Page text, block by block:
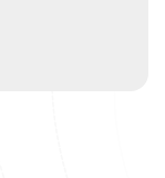
permettant